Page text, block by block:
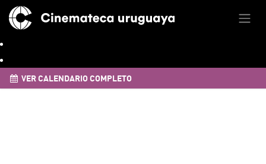
VER CALENDARIO COMPLETO